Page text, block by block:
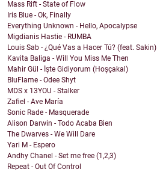
Mass Rift - State of Flow
Iris Blue - Ok, Finally
Everything Unknown - Hello, Apocalypse
Migdianis Hastie - RUMBA
Louis Sab - ¿Qué Vas a Hacer Tú? (feat. Sakin)
Kavita Baliga - Will You Miss Me Then
Mahir Gül - İşte Gidiyorum (Hoşçakal)
BluFlame - Odee Shyt
MDS x 13YOU - Stalker
Zafiel - Ave María
Sonic Rade - Masquerade
Alison Darwin - Todo Acaba Bien
The Dwarves - We Will Dare
Yari M - Espero
Andhy Chanel - Set me free (1,2,3)
Repeat - Out Of Control